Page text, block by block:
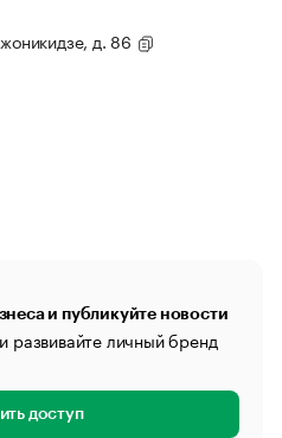
д. 86
и публикуйте новости
развивайте личный бренд
доступ